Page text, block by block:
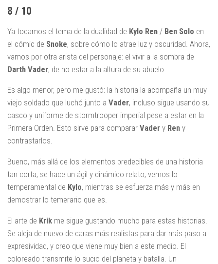
8 / 10
Ya tocamos el tema de la dualidad de Kylo Ren / Ben Solo en
el cómic de Snoke, sobre cómo lo atrae luz y oscuridad. Ahora,
vamos por otra arista del personaje: el vivir a la sombra de
Darth Vader, de no estar a la altura de su abuelo.
Es algo menor, pero me gustó: la historia la acompaña un muy
viejo soldado que luchó junto a Vader, incluso sigue usando su
casco y uniforme de stormtrooper imperial pese a estar en la
Primera Orden. Esto sirve para comparar Vader y Ren y
contrastarlos.
Bueno, más allá de los elementos predecibles de una historia
tan corta, se hace un ágil y dinámico relato, vemos lo
temperamental de Kylo, mientras se esfuerza más y más en
demostrar lo temerario que es.
El arte de Krik me sigue gustando mucho para estas historias.
Se aleja de nuevo de caras más realistas para dar más paso a
expresividad, y creo que viene muy bien a este medio. El
coloreado transmite lo sucio del planeta y batalla. Un